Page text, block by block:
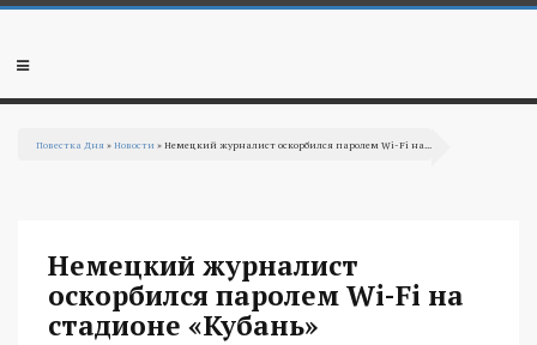
Перейти к основному содержанию
Мобильное
Повестка Дня »Новости » Немецкий журналист оскорбился паролем Wi-Fi на...
Немецкий журналист
оскорбился паролем Wi-Fi на
стадионе «Кубань»